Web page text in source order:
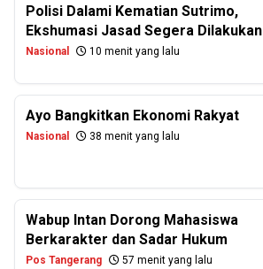
Polisi Dalami Kematian Sutrimo,
Ekshumasi Jasad Segera Dilakukan
Nasional 10 menit yang lalu
Ayo Bangkitkan Ekonomi Rakyat
Nasional 38 menit yang lalu
Wabup Intan Dorong Mahasiswa
Berkarakter dan Sadar Hukum
Pos Tangerang 57 menit yang lalu